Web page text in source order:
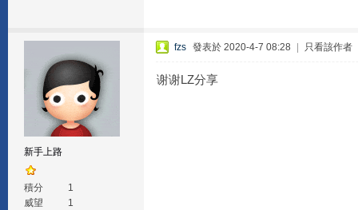
新手上路
積分
1
威望
1
fzs 發表於 2020-4-7 08:28 只看該作者
谢谢LZ分享